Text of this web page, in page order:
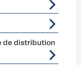
de distribution